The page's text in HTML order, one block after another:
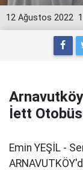
12 Ağustos 2022
İett
Emin YEŞİL -